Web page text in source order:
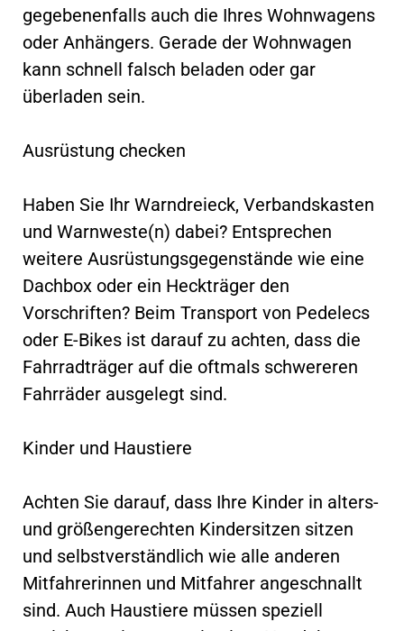
gegebenenfalls auch die Ihres Wohnwagens
oder Anhängers. Gerade der Wohnwagen
kann schnell falsch beladen oder gar
überladen sein.
Ausrüstung checken
Haben Sie Ihr Warndreieck, Verbandskasten
und Warnweste(n) dabei? Entsprechen
weitere Ausrüstungsgegenstände wie eine
Dachbox oder ein Heckträger den
Vorschriften? Beim Transport von Pedelecs
oder E-Bikes ist darauf zu achten, dass die
Fahrradträger auf die oftmals schwereren
Fahrräder ausgelegt sind.
Kinder und Haustiere
Achten Sie darauf, dass Ihre Kinder in alters-
und größengerechten Kindersitzen sitzen
und selbstverständlich wie alle anderen
Mitfahrerinnen und Mitfahrer angeschnallt
sind. Auch Haustiere müssen speziell